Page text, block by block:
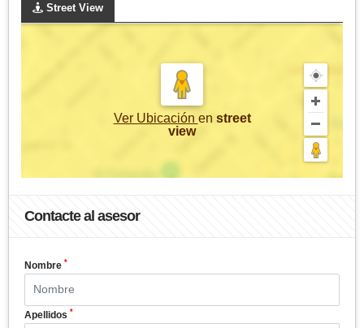
Street View
Ver Ubicación en street
view
Contacte al asesor
Nombre *
Apellidos *